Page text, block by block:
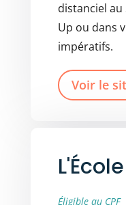
distanciel au
Up ou dans
impératifs.
Voir le
Éligible au CPF